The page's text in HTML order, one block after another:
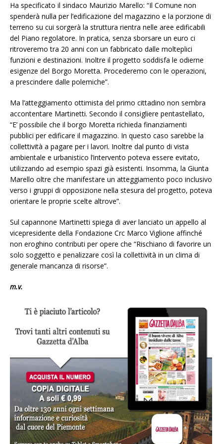
Ha specificato il sindaco Maurizio Marello: “Il Comune non
spenderà nulla per l’edificazione del magazzino e la porzione di
terreno su cui sorgerà la struttura rientra nelle aree edificabili
del Piano regolatore. In pratica, senza sborsare un euro ci
ritroveremo tra 20 anni con un fabbricato dalle molteplici
funzioni e destinazioni. Inoltre il progetto soddisfa le odierne
esigenze del Borgo Moretta. Procederemo con le operazioni,
a prescindere dalle polemiche”.
Ma l’atteggiamento ottimista del primo cittadino non sembra
accontentare Martinetti. Secondo il consigliere pentastellato,
“E’ possibile che il borgo Moretta richieda finanziamenti
pubblici per edificare il magazzino. In questo caso sarebbe la
collettività a pagare per i lavori. Inoltre dal punto di vista
ambientale e urbanistico l’intervento poteva essere evitato,
utilizzando ad esempio spazi già esistenti. Insomma, la Giunta
Marello oltre che manifestare un atteggiamento poco inclusivo
verso i gruppi di opposizione nella stesura del progetto, poteva
orientare le proprie scelte altrove”.
Sul capannone Martinetti spiega di aver lanciato un appello al
vicepresidente della Fondazione Crc Marco Viglione affinché
non eroghino contributi per opere che “Rischiano di favorire un
solo soggetto e penalizzare così la collettività in un clima di
generale mancanza di risorse”.
m.v.